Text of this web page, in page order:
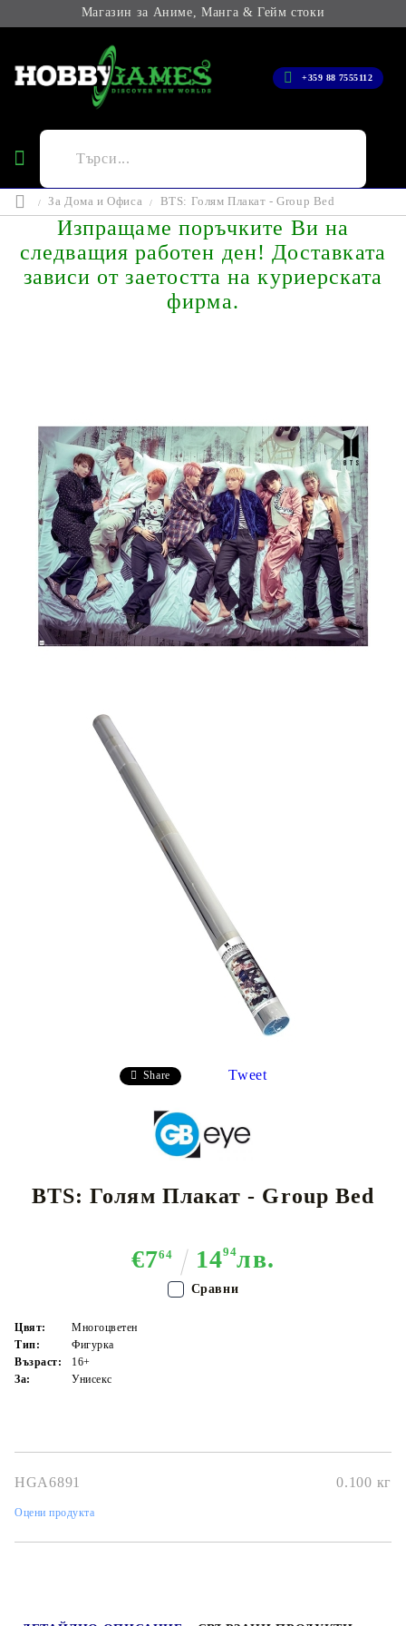
Магазин за Аниме, Манга & Гейм стоки
+359 88 7555112
За Дома и Офиса BTS: Голям Плакат - Group Bed
Изпращаме поръчките Ви на
следващия работен ден! Доставката
зависи от заетостта на куриерската
фирма.
Share Tweet
BTS: Голям Плакат - Group Bed
€764 1494лв.
Цвят:
Многоцветен
Тип:
Фигурка
Възраст:
16+
За:
Унисекс
HGA6891 0.100 кг
Оцени продукта
Сравни